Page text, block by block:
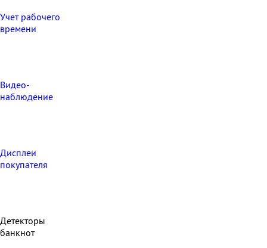
Учет рабочего
времени
Видео‑
наблюдение
Дисплеи
покупателя
Детекторы
банкнот